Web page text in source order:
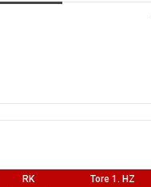
RK Tore 1. HZ